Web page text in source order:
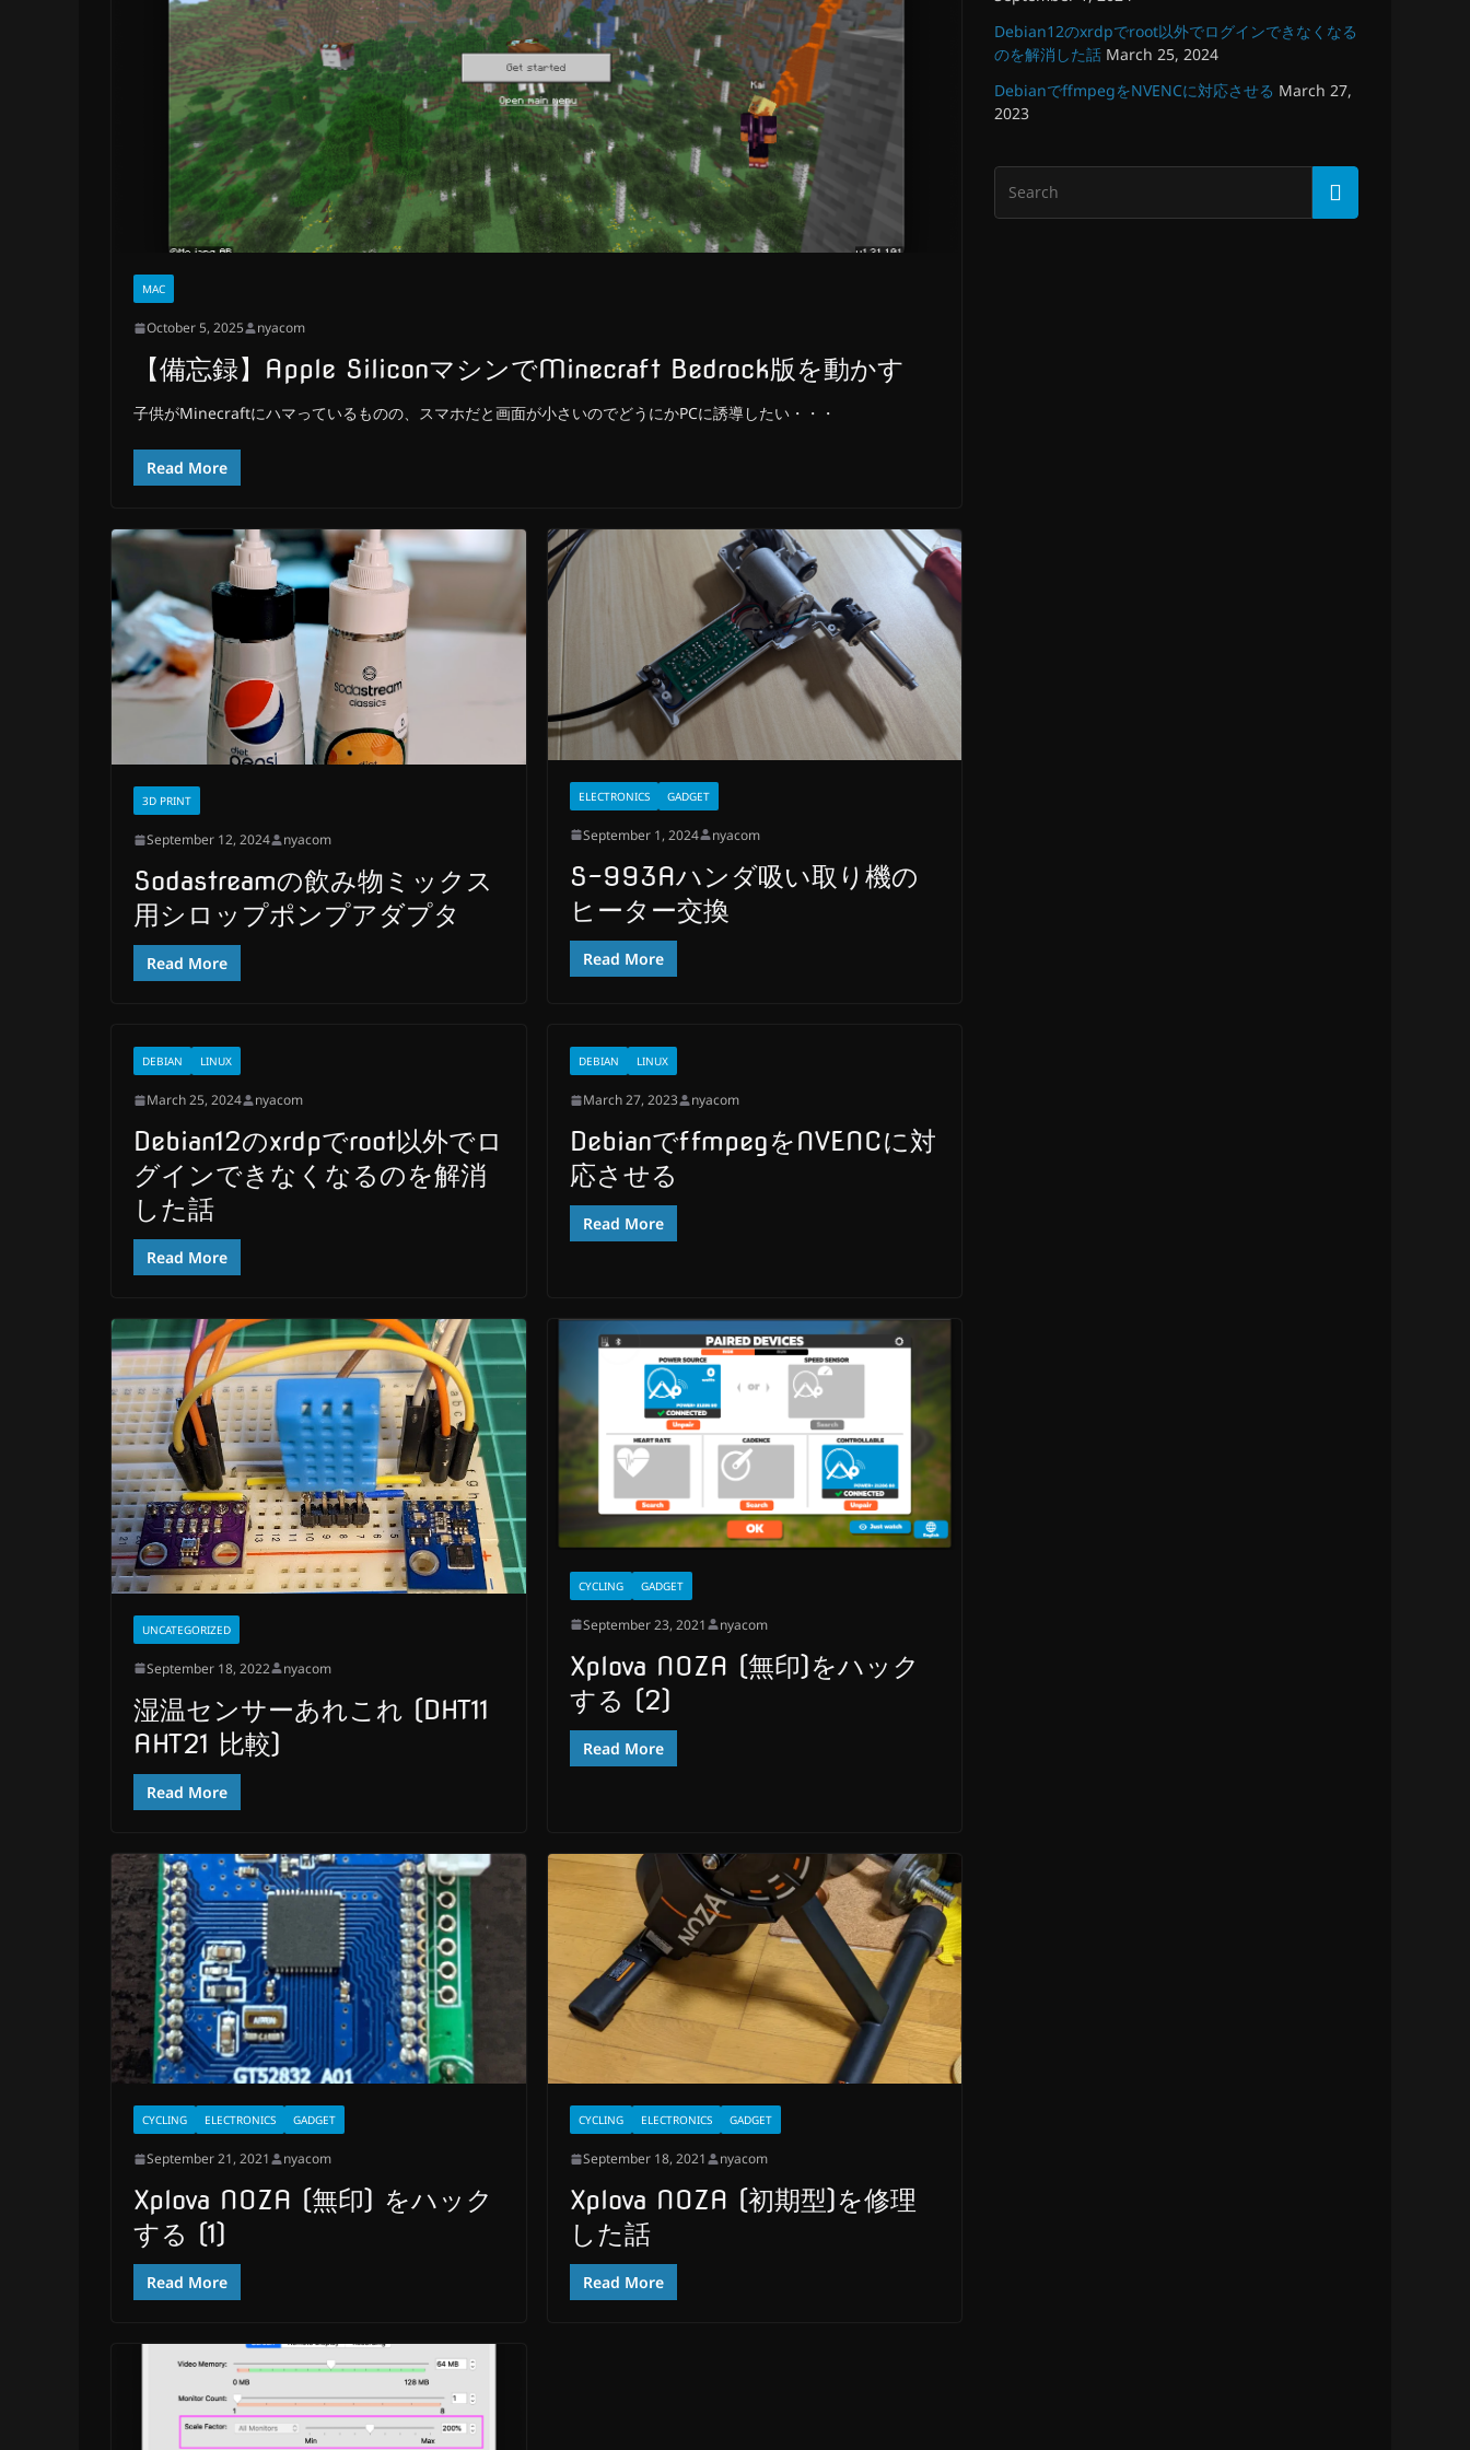
MAC
October 5, 2025 nyacom
【備忘録】Apple SiliconマシンでMinecraft Bedrock版を動かす
子供がMinecraftにハマっているものの、スマホだと画面が小さいのでどうにかPCに誘導したい・・・
Read More
3D PRINT
September 12, 2024 nyacom
Sodastreamの飲み物ミックス
用シロップポンプアダプタ
Read More
ELECTRONICS GADGET
September 1, 2024 nyacom
S-993Aハンダ吸い取り機の
ヒーター交換
Read More
DEBIAN LINUX
March 25, 2024 nyacom
Debian12のxrdpでroot以外でロ
グインできなくなるのを解消
した話
Read More
DEBIAN LINUX
March 27, 2023 nyacom
DebianでffmpegをNVENCに対
応させる
Read More
UNCATEGORIZED
September 18, 2022 nyacom
湿温センサーあれこれ (DHT11
AHT21 比較)
Read More
CYCLING GADGET
September 23, 2021 nyacom
Xplova NOZA (無印)をハック
する (2)
Read More
CYCLING ELECTRONICS GADGET
September 21, 2021 nyacom
Xplova NOZA (無印) をハック
する (1)
Read More
CYCLING ELECTRONICS GADGET
September 18, 2021 nyacom
Xplova NOZA (初期型)を修理
した話
Read More
Debian12のxrdpでroot以外でログインできなくなる
のを解消した話 March 25, 2024
DebianでffmpegをNVENCに対応させる March 27,
2023